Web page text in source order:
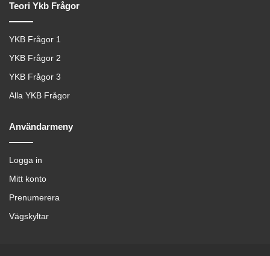
Teori Ykb Frågor
YKB Frågor 1
YKB Frågor 2
YKB Frågor 3
Alla YKB Frågor
Användarmeny
Logga in
Mitt konto
Prenumerera
Vägskyltar